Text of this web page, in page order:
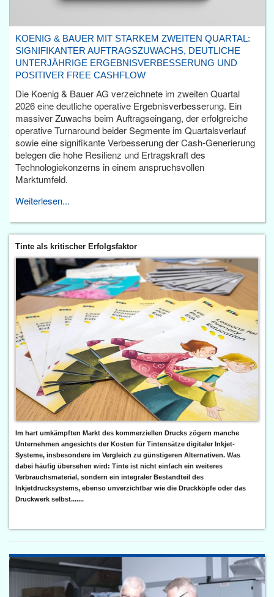
KOENIG & BAUER MIT STARKEM ZWEITEN QUARTAL:
SIGNIFIKANTER AUFTRAGSZUWACHS, DEUTLICHE
UNTERJÄHRIGE ERGEBNISVERBESSERUNG UND
POSITIVER FREE CASHFLOW
Die Koenig & Bauer AG verzeichnete im zweiten Quartal
2026 eine deutliche operative Ergebnisverbesserung. Ein
massiver Zuwachs beim Auftragseingang, der erfolgreiche
operative Turnaround beider Segmente im Quartalsverlauf
sowie eine signifikante Verbesserung der Cash-Generierung
belegen die hohe Resilienz und Ertragskraft des
Technologiekonzerns in einem anspruchsvollen
Marktumfeld.
Weiterlesen...
Tinte als kritischer Erfolgsfaktor
Im hart umkämpften Markt des kommerziellen Drucks zögern manche
Unternehmen angesichts der Kosten für Tintensätze digitaler Inkjet-
Systeme, insbesondere im Vergleich zu günstigeren Alternativen. Was
dabei häufig übersehen wird: Tinte ist nicht einfach ein weiteres
Verbrauchsmaterial, sondern ein integraler Bestandteil des
Inkjetdrucksystems, ebenso unverzichtbar wie die Druckköpfe oder das
Druckwerk selbst.......